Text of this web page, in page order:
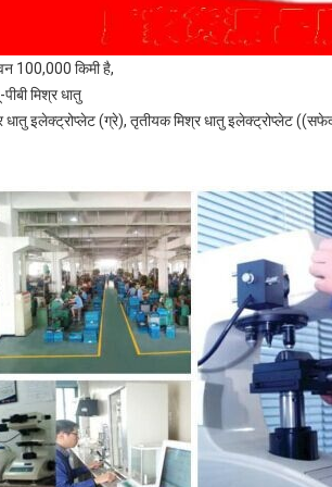
100,000 किमी है,
मिश्र धातु
धातु इलेक्ट्रोप्लेट (ग्रे), तृतीयक मिश्र धातु इलेक्ट्रोप्लेट